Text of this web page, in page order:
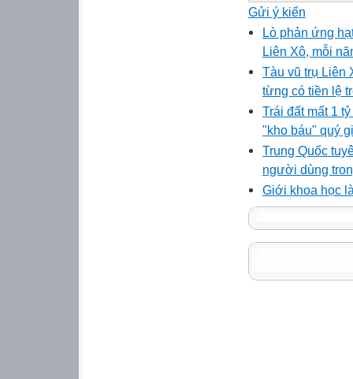
Gửi ý kiến
Lò phản ứng
Liên Xô, mỗi
Tàu vũ trụ Liên
từng có tiền lệ
Trái đất mất 1
"kho báu" quý
Trung Quốc
người dùng
Giới khoa học